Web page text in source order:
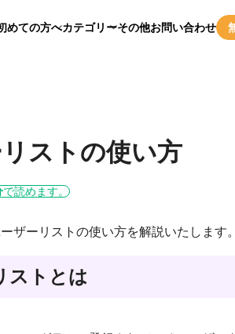
めての方へカテゴリーその他お問い合わせ
ストの使い方
で読めます。
ザーリストの使い方を解説いたします
ストとは